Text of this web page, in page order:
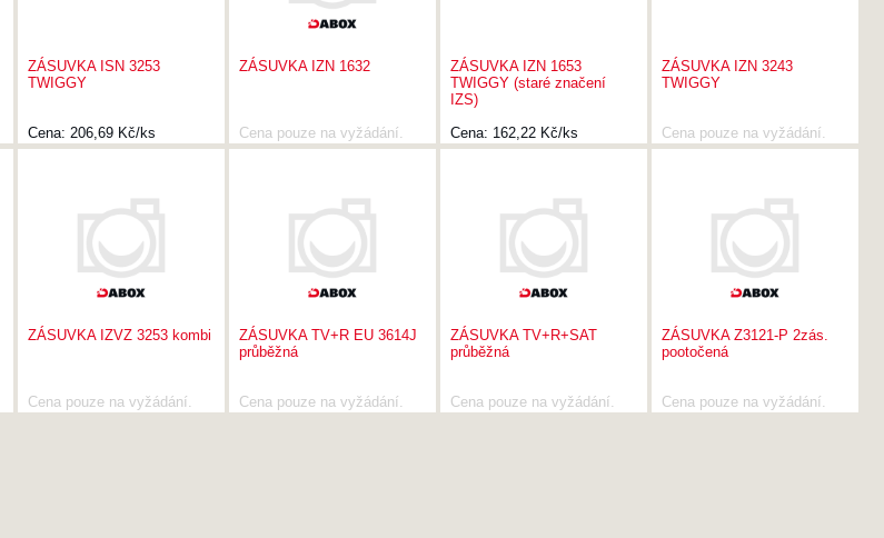
ZÁSUVKA ISN 3253
TWIGGY
Cena: 206,69 Kč/ks
ZÁSUVKA IZN 1632
Cena pouze na vyžádání.
ZÁSUVKA IZN 1653
TWIGGY (staré značení
IZS)
Cena: 162,22 Kč/ks
ZÁSUVKA IZN 3243
TWIGGY
Cena pouze na vyžádání.
ZÁSUVKA IZVZ 3253 kombi
Cena pouze na vyžádání.
ZÁSUVKA TV+R EU 3614J
průběžná
Cena pouze na vyžádání.
ZÁSUVKA TV+R+SAT
průběžná
Cena pouze na vyžádání.
ZÁSUVKA Z3121-P 2zás.
pootočená
Cena pouze na vyžádání.